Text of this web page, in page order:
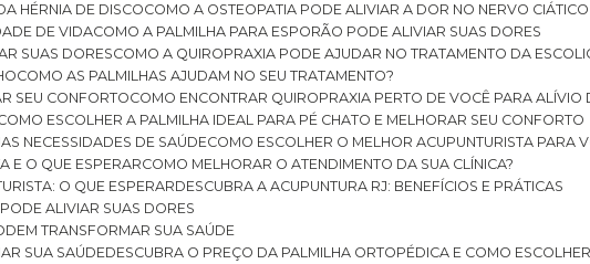
HÉRNIA DE DISCO
COMO A OSTEOPATIA PODE ALIVIAR A DOR NO NERVO CIÁTICO
DE VIDA
COMO A PALMILHA PARA ESPORÃO PODE ALIVIAR SUAS DORES
SUAS DORES
COMO A QUIROPRAXIA PODE AJUDAR NO TRATAMENTO DA
COMO AS PALMILHAS AJUDAM NO SEU TRATAMENTO?
SEU CONFORTO
COMO ENCONTRAR QUIROPRAXIA PERTO DE VOCÊ PARA ALÍVIO
COMO ESCOLHER A PALMILHA IDEAL PARA PÉ CHATO E MELHORAR SEU CONFORTO
NECESSIDADES DE SAÚDE
COMO ESCOLHER O MELHOR ACUPUNTURISTA PARA
E O QUE ESPERAR
COMO MELHORAR O ATENDIMENTO DA SUA CLÍNICA?
O QUE ESPERAR
DESCUBRA A ACUPUNTURA RJ: BENEFÍCIOS E PRÁTICAS
ALIVIAR SUAS DORES
TRANSFORMAR SUA SAÚDE
SUA SAÚDE
DESCUBRA O PREÇO DA PALMILHA ORTOPÉDICA E COMO